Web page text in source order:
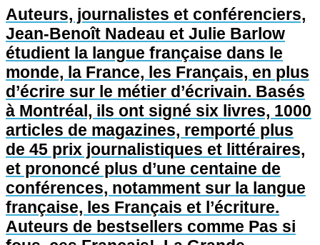
Auteurs, journalistes et conférenciers,
Jean-Benoît Nadeau et Julie Barlow
étudient la langue française dans le
monde, la France, les Français, en plus
d’écrire sur le métier d’écrivain. Basés
à Montréal, ils ont signé six livres, 1000
articles de magazines, remporté plus
de 45 prix journalistiques et littéraires,
et prononcé plus d’une centaine de
conférences, notamment sur la langue
française, les Français et l’écriture.
Auteurs de bestsellers comme Pas si